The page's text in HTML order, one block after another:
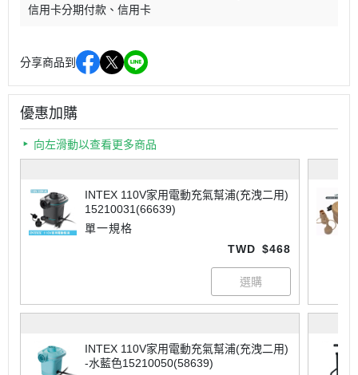
信用卡分期付款
信用卡
分享商品到
優惠加購
向左滑動以查看更多商品
INTEX 110V家用電動充氣幫浦(充洩二用)
15210031(66639)
單一規格
TWD $468
INTEX 110V家用電動充氣幫浦(充洩二用)
-水藍色15210050(58639)